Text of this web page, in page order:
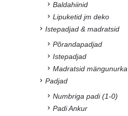
Baldahiinid
Lipuketid jm deko
Istepadjad & madratsid
Põrandapadjad
Istepadjad
Madratsid mängunurka
Padjad
Numbriga padi (1-0)
Padi Ankur